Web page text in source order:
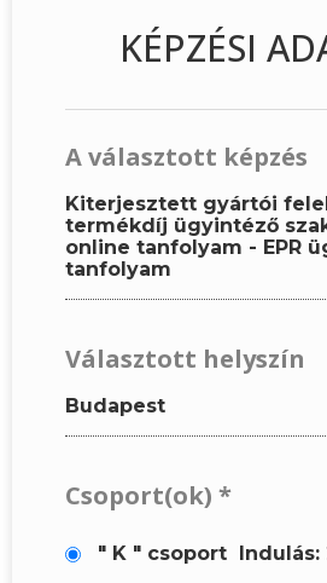
KÉPZÉSI
A választott képzés
Kiterjesztett gyártói
termékdíj ügyintéző
online tanfolyam - EPR
tanfolyam
Választott helyszín
Budapest
Csoport(ok) *
" K " csoport Indulás: